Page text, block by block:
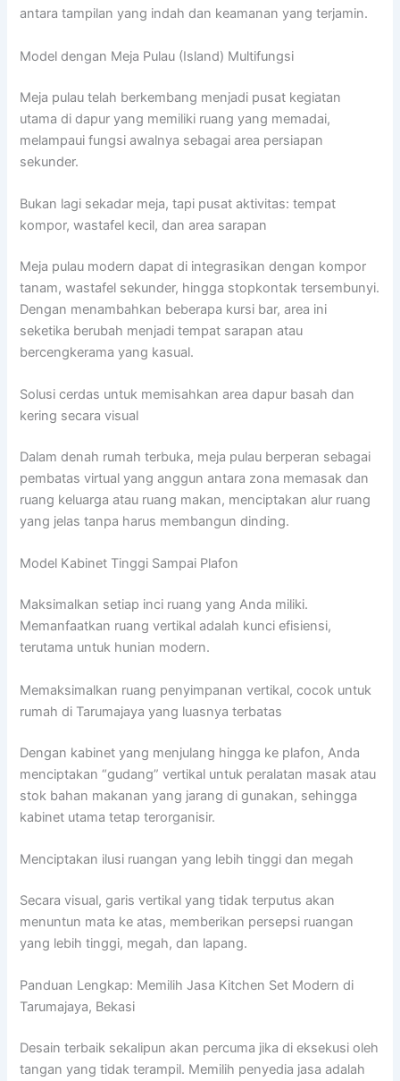
antara tampilan yang indah dan keamanan yang terjamin.
Model dengan Meja Pulau (Island) Multifungsi
Meja pulau telah berkembang menjadi pusat kegiatan
utama di dapur yang memiliki ruang yang memadai,
melampaui fungsi awalnya sebagai area persiapan
sekunder.
Bukan lagi sekadar meja, tapi pusat aktivitas: tempat
kompor, wastafel kecil, dan area sarapan
Meja pulau modern dapat di integrasikan dengan kompor
tanam, wastafel sekunder, hingga stopkontak tersembunyi.
Dengan menambahkan beberapa kursi bar, area ini
seketika berubah menjadi tempat sarapan atau
bercengkerama yang kasual.
Solusi cerdas untuk memisahkan area dapur basah dan
kering secara visual
Dalam denah rumah terbuka, meja pulau berperan sebagai
pembatas virtual yang anggun antara zona memasak dan
ruang keluarga atau ruang makan, menciptakan alur ruang
yang jelas tanpa harus membangun dinding.
Model Kabinet Tinggi Sampai Plafon
Maksimalkan setiap inci ruang yang Anda miliki.
Memanfaatkan ruang vertikal adalah kunci efisiensi,
terutama untuk hunian modern.
Memaksimalkan ruang penyimpanan vertikal, cocok untuk
rumah di Tarumajaya yang luasnya terbatas
Dengan kabinet yang menjulang hingga ke plafon, Anda
menciptakan “gudang” vertikal untuk peralatan masak atau
stok bahan makanan yang jarang di gunakan, sehingga
kabinet utama tetap terorganisir.
Menciptakan ilusi ruangan yang lebih tinggi dan megah
Secara visual, garis vertikal yang tidak terputus akan
menuntun mata ke atas, memberikan persepsi ruangan
yang lebih tinggi, megah, dan lapang.
Panduan Lengkap: Memilih Jasa Kitchen Set Modern di
Tarumajaya, Bekasi
Desain terbaik sekalipun akan percuma jika di eksekusi oleh
tangan yang tidak terampil. Memilih penyedia jasa adalah